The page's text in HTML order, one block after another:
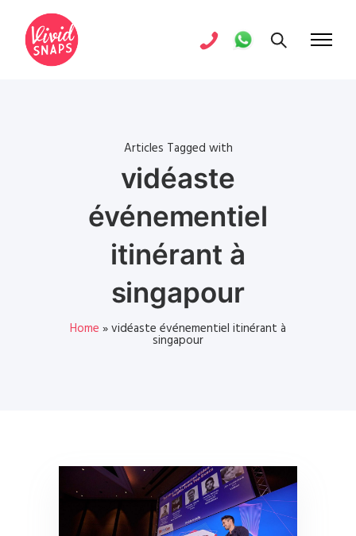
Articles Tagged with
vidéaste
événementiel
itinérant à
singapour
Home »vidéaste événementiel itinérant à
singapour